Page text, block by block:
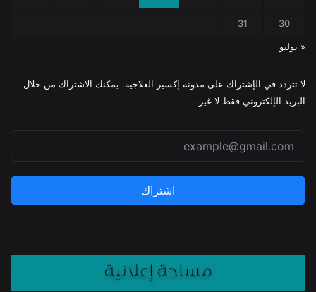
30
31
« يوليو
لا تتردد في الإشتراك على مدونة إكسير العلاجية. يمكنك الاشتراك من خلال
البريد الإلكتروني فقط لا غير.
اشتراك